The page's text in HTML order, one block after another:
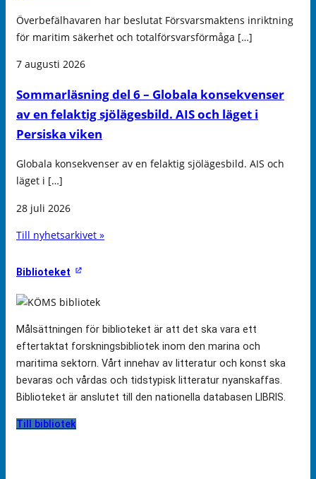
Överbefälhavaren har beslutat Försvarsmaktens inriktning
för maritim säkerhet och totalförsvarsförmåga […]
7 augusti 2026
Sommarläsning del 6 – Globala konsekvenser
av en felaktig sjölägesbild. AIS och läget i
Persiska viken
Globala konsekvenser av en felaktig sjölägesbild. AIS och
läget i […]
28 juli 2026
Till nyhetsarkivet »
Biblioteket
Målsättningen för biblioteket är att det ska vara ett
eftertaktat forskningsbibliotek inom den marina och
maritima sektorn. Vårt innehav av litteratur och konst ska
bevaras och vårdas och tidstypisk litteratur nyanskaffas.
Biblioteket är anslutet till den nationella databasen LIBRIS.
Till bibliotek